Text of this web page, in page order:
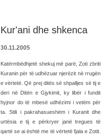
Kur'ani dhe shkenca
30.11.2005
Katërmbëdhjetë shekuj më parë, Zoti zbriti
Kuranin për të udhëzuar njerëzit në rrugën
e vërtetë. Që prej ditës së shpalljes së tij e
deri në Ditën e Gjykimit, ky libër i fundit
hyjnor do të mbesë udhëzimi i vetëm për
ta. Stili i pakrahasueshëm i Kuranit dhe
urtësia e tij e përkryer janë tregues të
qartë se ai është me të vërtetë fjala e Zotit.